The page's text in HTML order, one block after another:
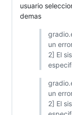
usuario
demas
un
2] El
un
2] El